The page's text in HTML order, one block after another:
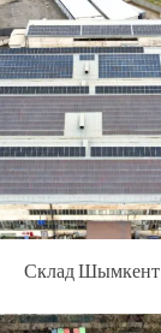
Склад Шымкент